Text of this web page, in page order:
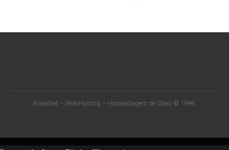
BaseNet – WebHosting – Hospedagem de Sites © 1996.